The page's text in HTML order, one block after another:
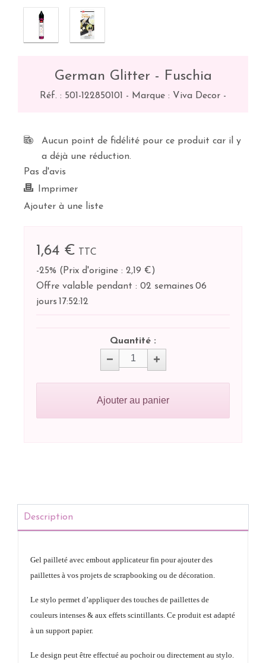
German Glitter - Fuschia
Réf. : 501-122850101 - Marque : Viva Decor -
Aucun point de fidélité pour ce produit car il y
a déjà une réduction.
Pas d'avis
Imprimer
Ajouter à une liste
1,64 €
TTC
-25% ( Prix d'origine : 2,19 €)
Offre valable pendant : 02 semaines 06
jours 17:52:12
Quantité :
Ajouter au panier
Description
Gel pailleté avec embout applicateur fin pour ajouter des
paillettes à vos projets de scrapbooking ou de décoration.
Le stylo permet d’appliquer des touches de paillettes de
couleurs intenses & aux effets scintillants. Ce produit est adapté
à un support papier.
Le design peut être effectué au pochoir ou directement au stylo.